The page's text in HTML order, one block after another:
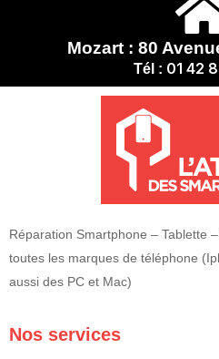
Mozart : 80
Tél : 01 42
Réparation Smartphone – Tablette
toutes les marques de téléphone
aussi des PC et Mac)
Nos services